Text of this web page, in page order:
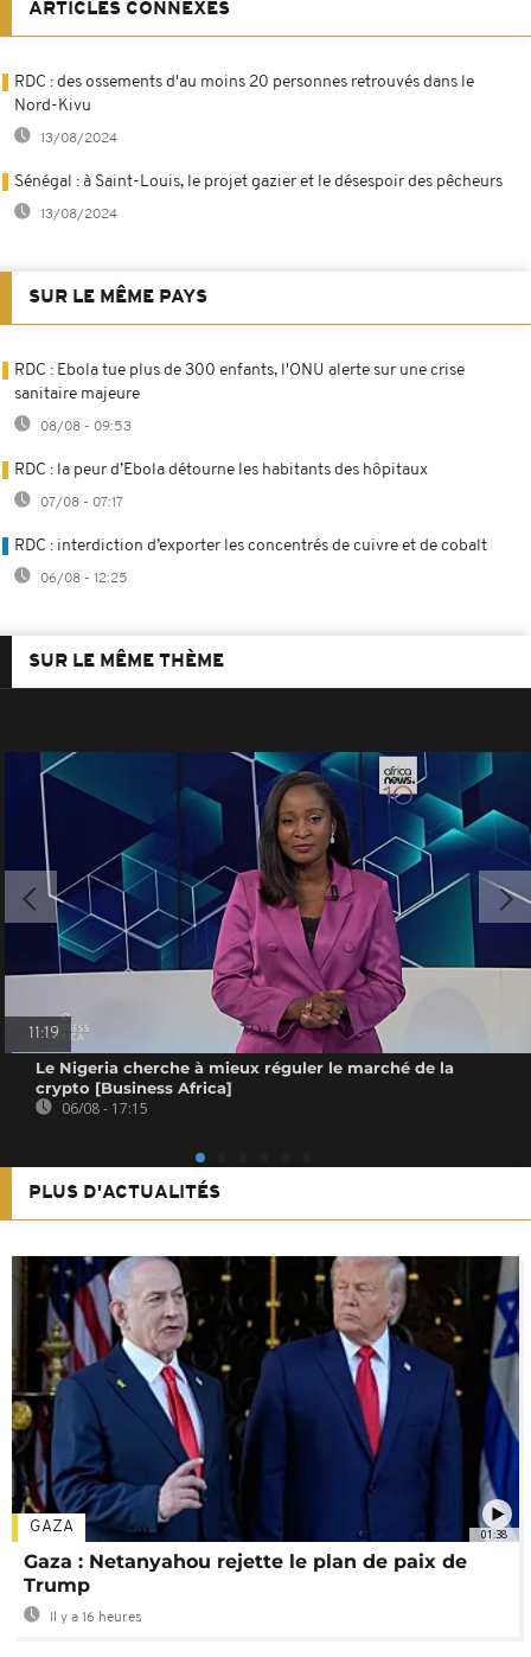
ARTICLES CONNEXES
RDC : des ossements d'au moins 20 personnes retrouvés dans le
Nord-Kivu
13/08/2024
Sénégal : à Saint-Louis, le projet gazier et le désespoir des pêcheurs
13/08/2024
SUR LE MÊME PAYS
RDC : Ebola tue plus de 300 enfants, l'ONU alerte sur une crise
sanitaire majeure
08/08 - 09:53
RDC : la peur d’Ebola détourne les habitants des hôpitaux
07/08 - 07:17
RDC : interdiction d’exporter les concentrés de cuivre et de cobalt
06/08 - 12:25
SUR LE MÊME THÈME
11:19
Le Nigeria cherche à mieux réguler le marché de la
crypto [Business Africa]
06/08 - 17:15
PLUS D'ACTUALITÉS
01:38
GAZA
Gaza : Netanyahou rejette le plan de paix de
Trump
Il y a 16 heures